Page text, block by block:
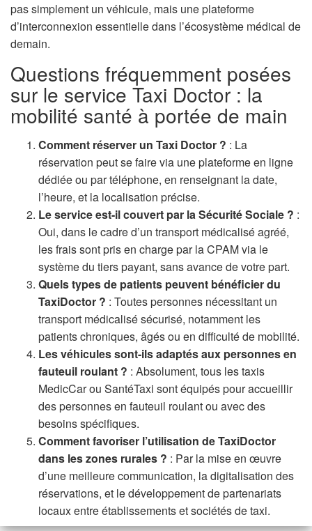
pas simplement un véhicule, mais une plateforme
d’interconnexion essentielle dans l’écosystème médical de
demain.
Questions fréquemment posées
sur le service Taxi Doctor : la
mobilité santé à portée de main
Comment réserver un Taxi Doctor ? : La
réservation peut se faire via une plateforme en ligne
dédiée ou par téléphone, en renseignant la date,
l’heure, et la localisation précise.
Le service est-il couvert par la Sécurité Sociale ? :
Oui, dans le cadre d’un transport médicalisé agréé,
les frais sont pris en charge par la CPAM via le
système du tiers payant, sans avance de votre part.
Quels types de patients peuvent bénéficier du
TaxiDoctor ? : Toutes personnes nécessitant un
transport médicalisé sécurisé, notamment les
patients chroniques, âgés ou en difficulté de mobilité.
Les véhicules sont-ils adaptés aux personnes en
fauteuil roulant ? : Absolument, tous les taxis
MedicCar ou SantéTaxi sont équipés pour accueillir
des personnes en fauteuil roulant ou avec des
besoins spécifiques.
Comment favoriser l’utilisation de TaxiDoctor
dans les zones rurales ? : Par la mise en œuvre
d’une meilleure communication, la digitalisation des
réservations, et le développement de partenariats
locaux entre établissements et sociétés de taxi.